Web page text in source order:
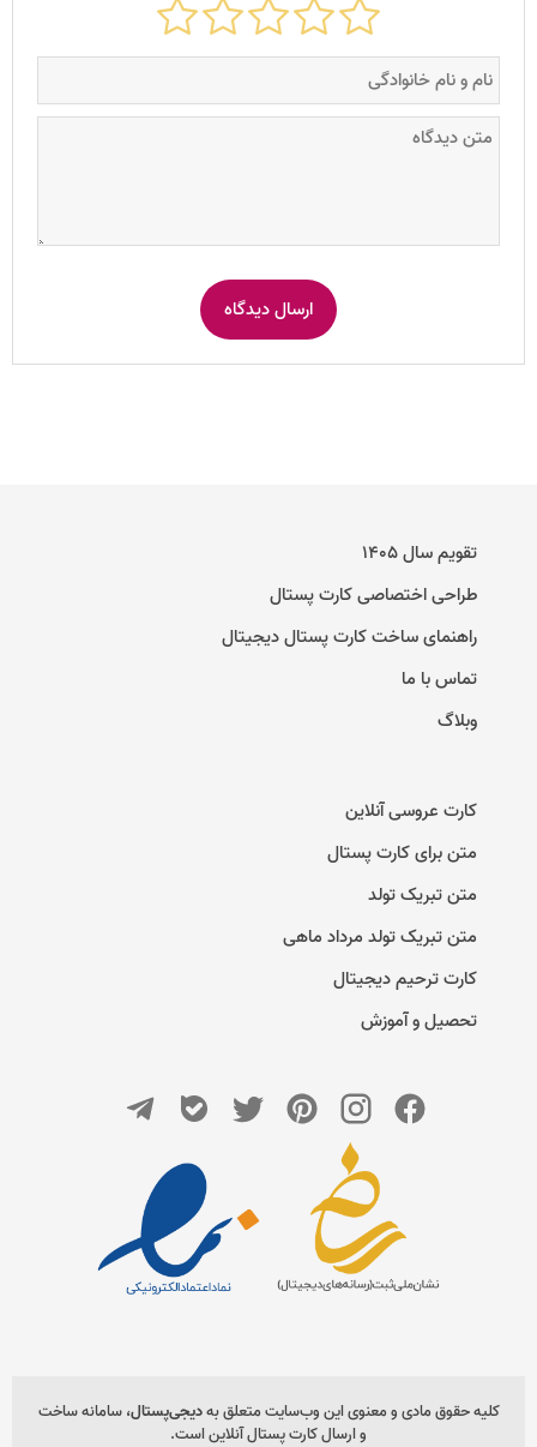
تقویم سال ۱۴۰۵
طراحی اختصاصی کارت پستال
راهنمای ساخت کارت پستال دیجیتال
تماس با ما
وبلاگ
کارت عروسی آنلاین
متن برای کارت پستال
متن تبریک تولد
متن تبریک تولد مرداد ماهی
کارت ترحیم دیجیتال
تحصیل و آموزش
کلیه حقوق مادی و معنوی این وب‌سایت متعلق بهدیجی‌پستال، سامانه ساخت
و ارسال کارت پستال آنلاین است.